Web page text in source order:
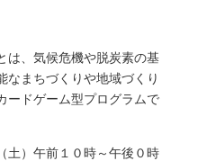
は、気候危機や脱炭素の基
なまちづくりや地域づくり
ードゲーム型プログラムで
土）午前１０時～午後０時